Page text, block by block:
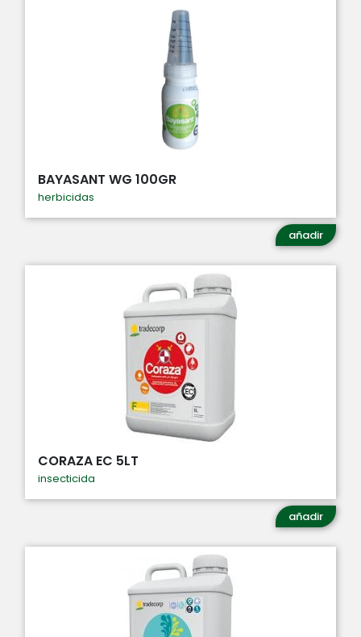
BAYASANT WG 100GR
herbicidas
añadir
CORAZA EC 5LT
insecticida
añadir